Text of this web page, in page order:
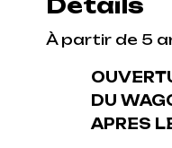
Détails
À partir de 5
DU
APRES